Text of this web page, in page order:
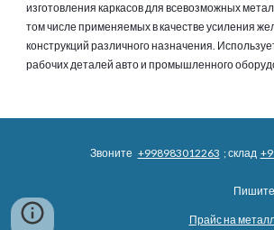
изготовления каркасов для всевозможных
том числе применяемых в качестве усиления
конструкций различного назначения.
рабочих деталей авто и промышленного
Звоните +998983012263 ; склад
Прайс на